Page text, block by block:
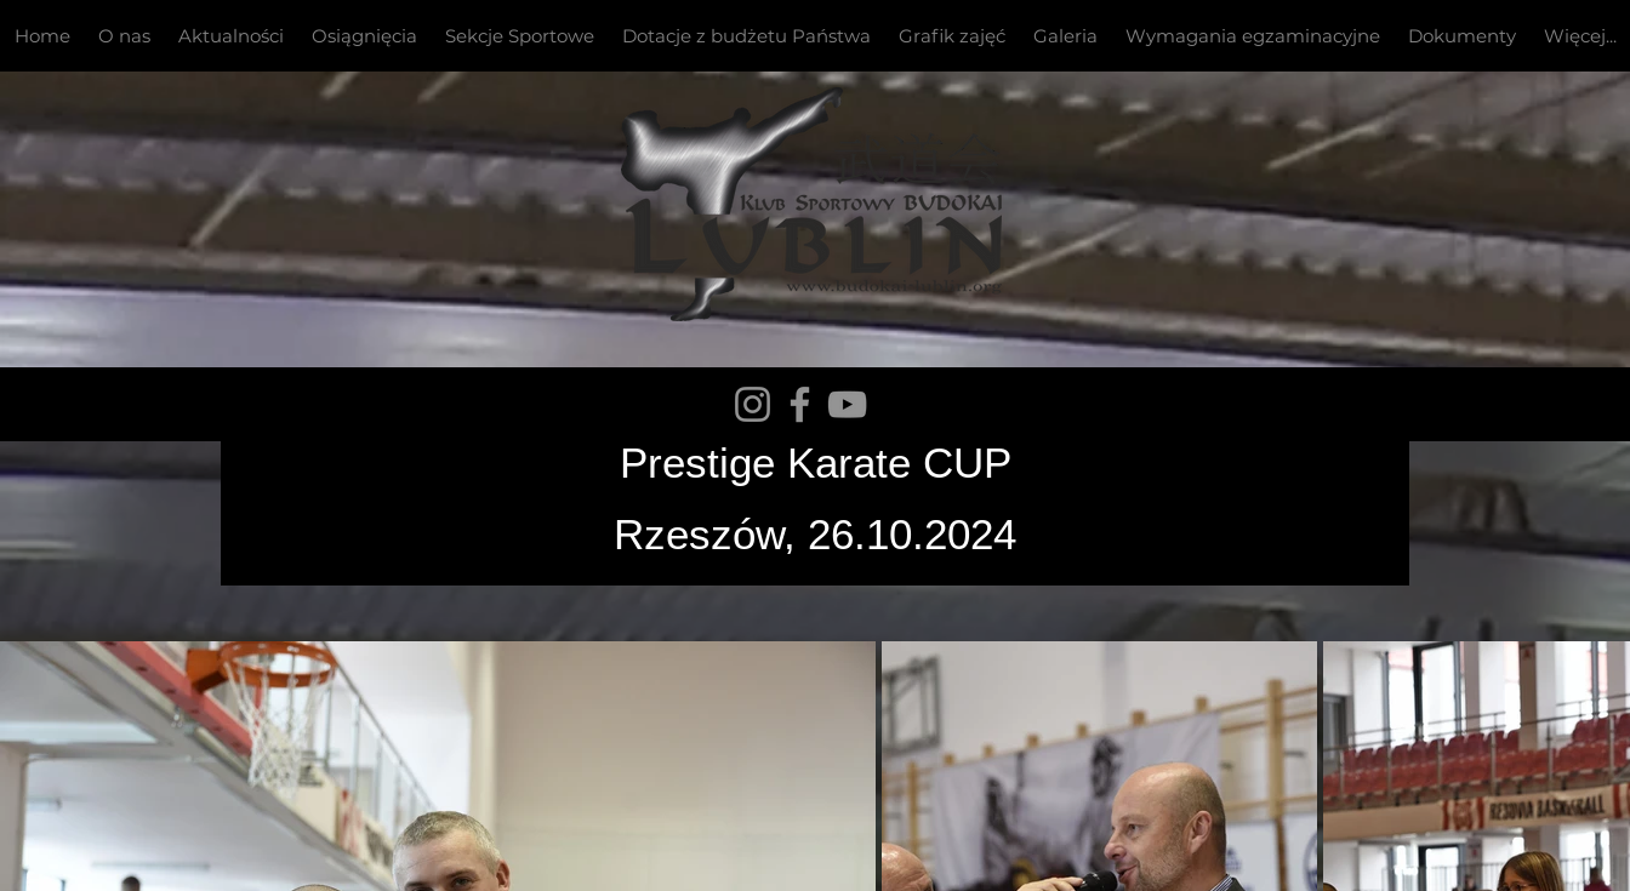
Home O nas Aktualności Osiągnięcia Sekcje Sportowe Dotacje z budżetu Państwa Grafik zajęć Galeria Wymagania egzaminacyjne Dokumenty Więcej...
Prestige Karate CUP
Rzeszów, 26.10.2024